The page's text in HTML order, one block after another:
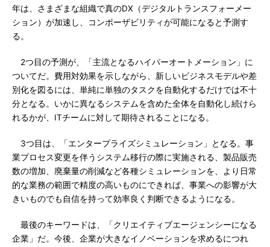
年は、さまざまな組織で真のDX（デジタルトランスフォーメー
ション）が加速し、コンポーザビリティが可能になると予測す
る。
2つ目の予測が、「主流となるハイパーオートメーション」に
ついてだ。費用対効果を示しながら、新しいビジネスモデルや差
別化を図るには、単純に単独のタスクを自動化するだけでは不十
分となる。いかに異なるシステムを含めた全体を自動化し続けら
れるかが、ITチームに対して期待されることになる。
3つ目は、「エンタープライズシミュレーション」となる。事
業プロセス変更を伴うシステム移行の際に実施される、製品販売
数の増加、廃棄量の削減など各種シミュレーションを、より日常
的な業務の範囲で精度の高いものにできれば、事業への影響が大
きいものでも自信を持って効率良く判断できるようになる。
最後のキーワードは、「クリエイティブエージェンシーになる
企業」だ。今後、企業が大きなイノベーションを求めるにつれ